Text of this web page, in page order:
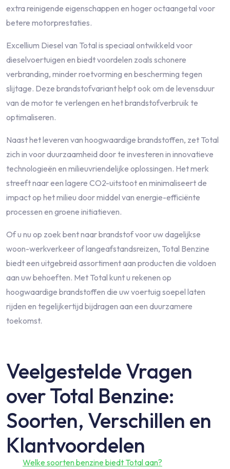
extra reinigende eigenschappen en hoger octaangetal voor
betere motorprestaties.
Excellium Diesel van Total is speciaal ontwikkeld voor
dieselvoertuigen en biedt voordelen zoals schonere
verbranding, minder roetvorming en bescherming tegen
slijtage. Deze brandstofvariant helpt ook om de levensduur
van de motor te verlengen en het brandstofverbruik te
optimaliseren.
Naast het leveren van hoogwaardige brandstoffen, zet Total
zich in voor duurzaamheid door te investeren in innovatieve
technologieën en milieuvriendelijke oplossingen. Het merk
streeft naar een lagere CO2-uitstoot en minimaliseert de
impact op het milieu door middel van energie-efficiënte
processen en groene initiatieven.
Of u nu op zoek bent naar brandstof voor uw dagelijkse
woon-werkverkeer of langeafstandsreizen, Total Benzine
biedt een uitgebreid assortiment aan producten die voldoen
aan uw behoeften. Met Total kunt u rekenen op
hoogwaardige brandstoffen die uw voertuig soepel laten
rijden en tegelijkertijd bijdragen aan een duurzamere
toekomst.
Veelgestelde Vragen
over Total Benzine:
Soorten, Verschillen en
Klantvoordelen
Welke soorten benzine biedt Total aan?